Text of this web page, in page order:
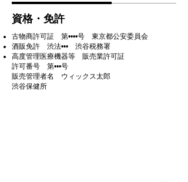
資格・免許
古物商許可証 第••••号 東京都公安委員会
酒販免許 渋法••• 渋谷税務署
高度管理医療機器等 販売業許可証
許可番号 第•••号
販売管理者名 ウィックス太郎
渋谷保健所